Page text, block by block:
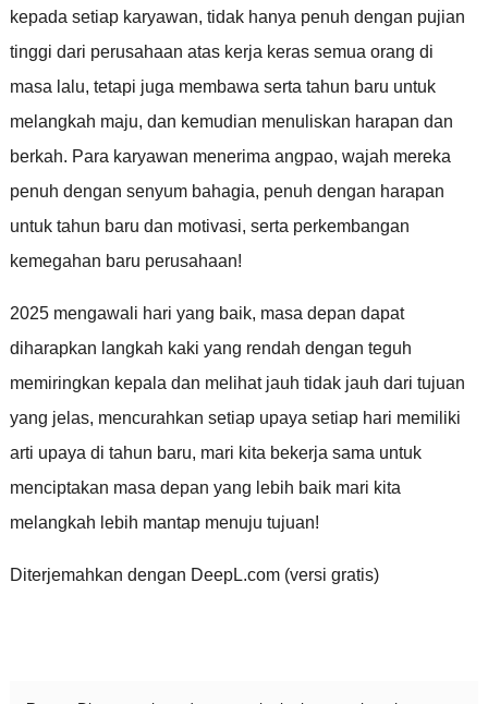
kepada setiap karyawan, tidak hanya penuh dengan pujian
tinggi dari perusahaan atas kerja keras semua orang di
masa lalu, tetapi juga membawa serta tahun baru untuk
melangkah maju, dan kemudian menuliskan harapan dan
berkah. Para karyawan menerima angpao, wajah mereka
penuh dengan senyum bahagia, penuh dengan harapan
untuk tahun baru dan motivasi, serta perkembangan
kemegahan baru perusahaan!
2025 mengawali hari yang baik, masa depan dapat
diharapkan langkah kaki yang rendah dengan teguh
memiringkan kepala dan melihat jauh tidak jauh dari tujuan
yang jelas, mencurahkan setiap upaya setiap hari memiliki
arti upaya di tahun baru, mari kita bekerja sama untuk
menciptakan masa depan yang lebih baik mari kita
melangkah lebih mantap menuju tujuan!
Diterjemahkan dengan DeepL.com (versi gratis)